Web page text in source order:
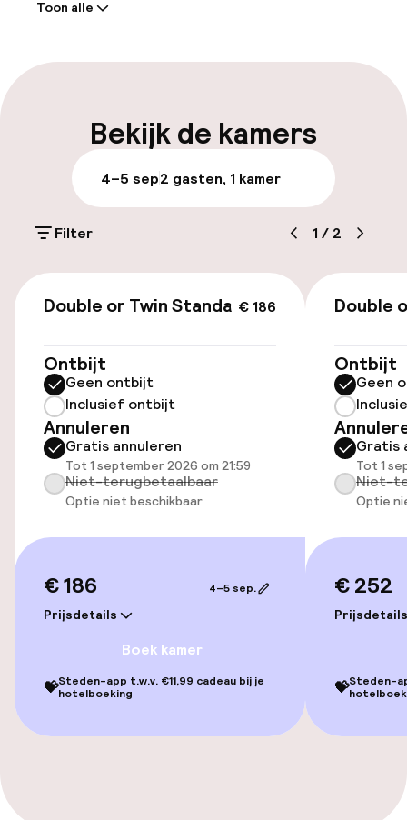
Express check-out mogelijk
Parkeren & mobiliteit
Openbaar parkeren
Toegankelijkheid
Lift
Zwemmen & wellness
Privé zwembad
Hot tub
Stoombad
Spa behandelingen
Massage
Entertainment
Toon alle
Bekijk de kamers
4–5 sep2 gasten, 1 kamer
Filter 1 / 2
€ 186
Double or Twin Standard
Ontbijt
Geen ontbijt
Inclusief ontbijt
Annuleren
Gratis annuleren
Tot 1 september 2026 om 21:59
Niet-terugbetaalbaar
Optie niet beschikbaar
€ 186
Prijsdetails
4–5 sep.
Boek kamer
💝Steden-app t.w.v. €11,99 cadeau bij je
hotelboeking
Double
Ontbijt
Geen
Gratis
Tot 1
Niet-
Optie
€ 252
Prijsdetails
💝Steden-